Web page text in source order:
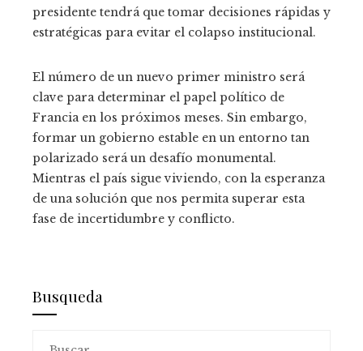
presidente tendrá que tomar decisiones rápidas y
estratégicas para evitar el colapso institucional.
El número de un nuevo primer ministro será
clave para determinar el papel político de
Francia en los próximos meses. Sin embargo,
formar un gobierno estable en un entorno tan
polarizado será un desafío monumental.
Mientras el país sigue viviendo, con la esperanza
de una solución que nos permita superar esta
fase de incertidumbre y conflicto.
Busqueda